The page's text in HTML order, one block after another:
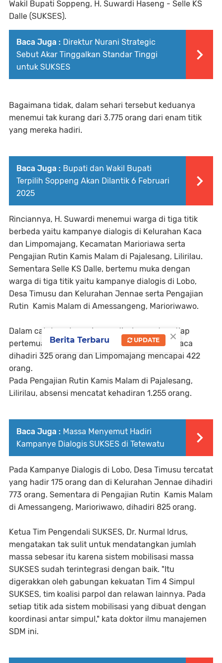
Wakil Bupati Soppeng, H. Suwardi Haseng - Selle KS
Dalle (SUKSES).
Baca Juga : Direktur Nurani Strategic
Sebut Akar Tinggalkan Standar Tinggi
untuk SUKSES
Bagaimana tidak, dalam sehari tersebut keduanya
menemui tak kurang dari 3.775 orang dari enam titik
yang mereka hadiri.
Baca Juga : Bupati dan Wakil Bupati
Terpilih Soppeng Akan Dilantik 6 Februari
2025
Rinciannya, H. Suwardi menemui warga di tiga titik
berbeda yaitu kampanye dialogis di Kelurahan Kaca
dan Limpomajang, Kecamatan Marioriawa serta
Pengajian Rutin Kamis Malam di Pajalesang, Lilirilau.
Sementara Selle KS Dalle, bertemu muka dengan
warga di tiga titik yaitu kampanye dialogis di Lobo,
Desa Timusu dan Kelurahan Jennae serta Pengajian
Rutin Kamis Malam di Amessangeng, Marioriwawo.
Dalam catatan absensi yang disebar pada setiap
pertemuan, kampanye dialogis di Kelurahan Kaca
dihadiri 325 orang dan Limpomajang mencapai 422
orang.
Pada Pengajian Rutin Kamis Malam di Pajalesang,
Lilirilau, absensi mencatat kehadiran 1.255 orang.
Baca Juga : Massa Menyemut Hadiri
Kampanye Dialogis SUKSES di Tetewatu
Pada Kampanye Dialogis di Lobo, Desa Timusu tercatat
yang hadir 175 orang dan di Kelurahan Jennae dihadiri
773 orang. Sementara di Pengajian Rutin Kamis Malam
di Amessangeng, Marioriwawo, dihadiri 825 orang.
Ketua Tim Pengendali SUKSES, Dr. Nurmal Idrus,
mengatakan tak sulit untuk mendatangkan jumlah
massa sebesar itu karena sistem mobilisasi massa
SUKSES sudah terintegrasi dengan baik. "Itu
digerakkan oleh gabungan kekuatan Tim 4 Simpul
SUKSES, tim koalisi parpol dan relawan lainnya. Pada
setiap titik ada sistem mobilisasi yang dibuat dengan
koordinasi antar simpul," kata doktor ilmu manajemen
SDM ini.
×
Berita Terbaru UPDATE